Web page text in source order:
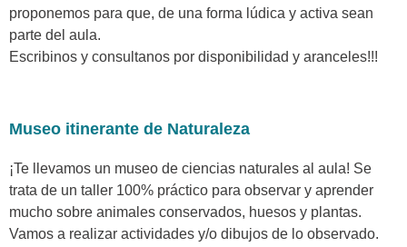
proponemos para que, de una forma lúdica y activa sean
parte del aula.
Escribinos y consultanos por disponibilidad y aranceles!!!
Museo itinerante de Naturaleza
¡Te llevamos un museo de ciencias naturales al aula! Se
trata de un taller 100% práctico para observar y aprender
mucho sobre animales conservados, huesos y plantas.
Vamos a realizar actividades y/o dibujos de lo observado.